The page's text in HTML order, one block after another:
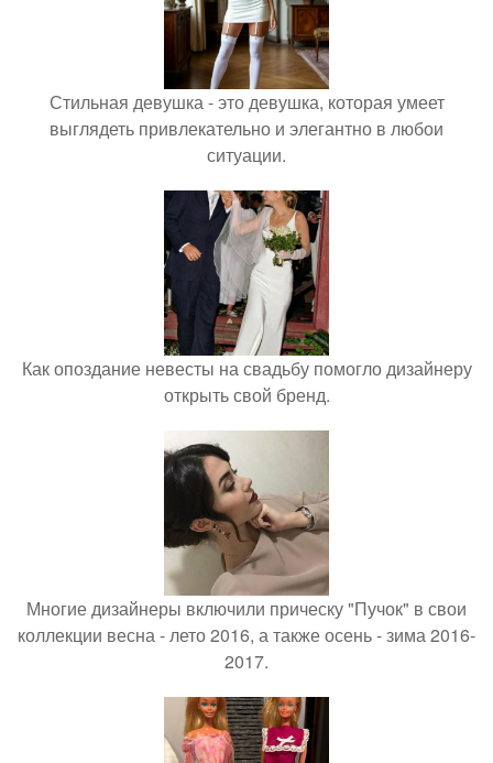
Стильная девушка - это девушка, которая умеет
выглядеть привлекательно и элегантно в любои
ситуации.
Как опоздание невесты на свадьбу помогло дизайнеру
открыть свой бренд.
Многие дизайнеры включили прическу "Пучок" в свои
коллекции весна - лето 2016, а также осень - зима 2016-
2017.